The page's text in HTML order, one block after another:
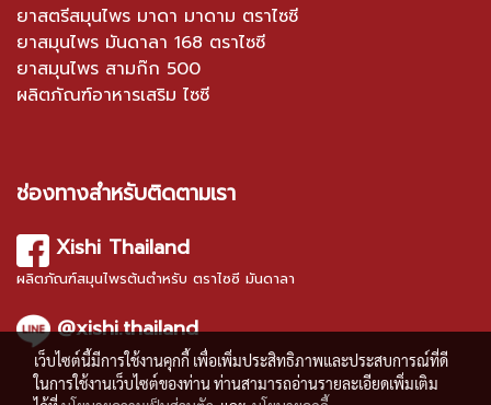
ยาสตรีสมุนไพร มาดา มาดาม ตราไซซี
ยาสมุนไพร มันดาลา 168 ตราไซซี
ยาสมุนไพร สามก๊ก 500
ผลิตภัณฑ์อาหารเสริม ไซซี
ช่องทางสำหรับติดตามเรา
Xishi Thailand
ผลิตภัณฑ์สมุนไพรต้นตำหรับ ตราไซซี มันดาลา
@xishi.thailand
เว็บไซต์นี้มีการใช้งานคุกกี้ เพื่อเพิ่มประสิทธิภาพและประสบการณ์ที่ดี
ในการใช้งานเว็บไซต์ของท่าน ท่านสามารถอ่านรายละเอียดเพิ่มเติม